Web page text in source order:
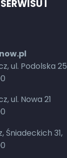
I
ul. Podolska 25
ul. Nowa 21
Śniadeckich 31,